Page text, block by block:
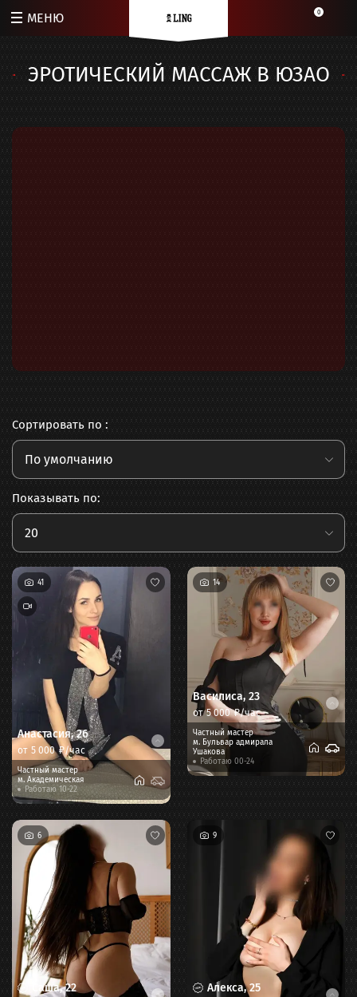
МЕНЮ 0
ЭРОТИЧЕСКИЙ МАССАЖ В ЮЗАО
Сортировать по :
По умолчанию
Показывать по:
20
Анастасия,26
от 5 000₽/час
Частный мастер
м. Академическая
Работаю 10-22
41
Василиса, 23
от5 000₽/час
Частный мастер
м. Бульвар адмирала
Ушакова
Работаю 00-24
14
Саша,22
6
Алекса,25
9